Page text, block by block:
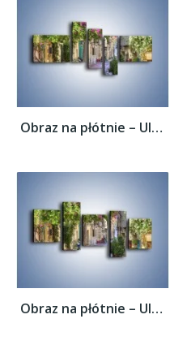
Obraz na płótnie – Uliczka w historycznej...
Obraz na płótnie – Uliczka w historycznej...